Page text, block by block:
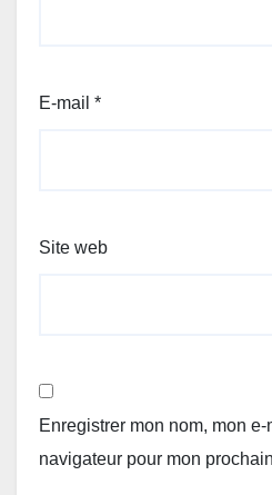
E-mail *
Site web
Enregistrer mon nom, mon
navigateur pour mon